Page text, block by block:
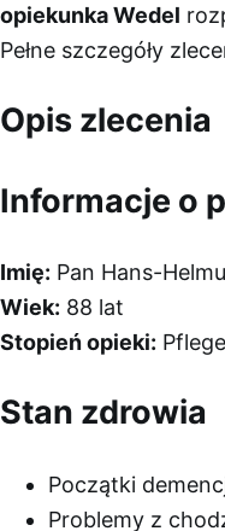
opiekunka Wedel
Pełne szczegóły
Opis zlecenia
Informacje o
Imię: Pan Hans-
Wiek: 88 lat
Stopień opieki:
Stan zdrowia
Początki
Problemy z